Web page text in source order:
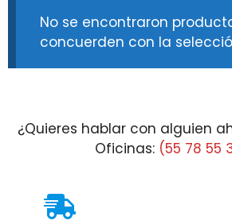
No se encontraron
concuerden con la
¿Quieres hablar con alguien
Oficinas: (55 78 55